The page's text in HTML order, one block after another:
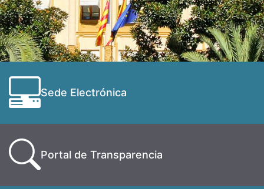
Sede Electrónica
Portal de Transparencia